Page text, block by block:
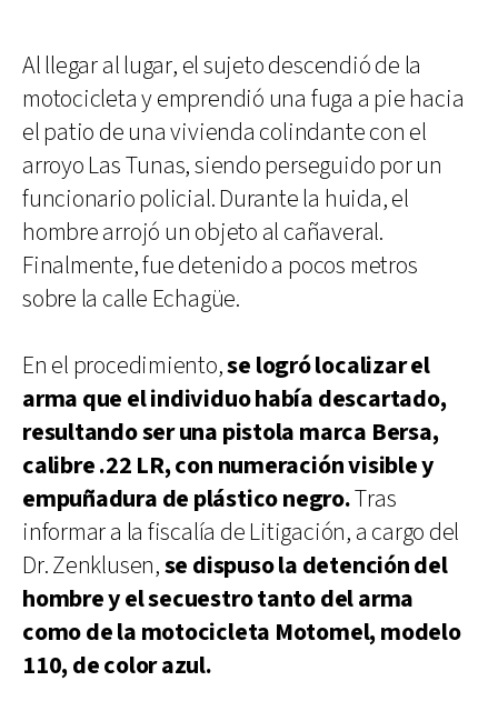
Al llegar al lugar, el sujeto descendió de la
motocicleta y emprendió una fuga a pie hacia
el patio de una vivienda colindante con el
arroyo Las Tunas, siendo perseguido por un
funcionario policial. Durante la huida, el
hombre arrojó un objeto al cañaveral.
Finalmente, fue detenido a pocos metros
sobre la calle Echagüe.
En el procedimiento,se logró localizar el
arma que el individuo había descartado,
resultando ser una pistola marca Bersa,
calibre .22 LR, con numeración visible y
empuñadura de plástico negro.Tras
informar a la fiscalía de Litigación, a cargo del
Dr. Zenklusen,se dispuso la detención del
hombre y el secuestro tanto del arma
como de la motocicleta Motomel, modelo
110, de color azul.